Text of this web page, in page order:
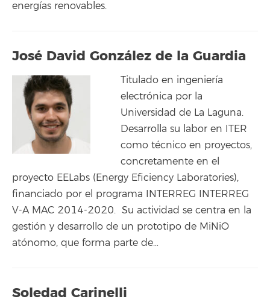
energías renovables.
José David González de la Guardia
Titulado en ingeniería
electrónica por la
Universidad de La Laguna.
Desarrolla su labor en ITER
como técnico en proyectos,
concretamente en el
proyecto EELabs (Energy Eficiency Laboratories),
financiado por el programa INTERREG INTERREG
V-A MAC 2014-2020. Su actividad se centra en la
gestión y desarrollo de un prototipo de MiNiO
atónomo, que forma parte de…
Soledad Carinelli